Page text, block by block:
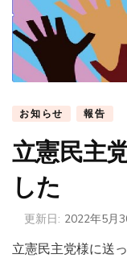
お知らせ 報告
立憲民主
した
更新日: 2022年5月
立憲民主党様に送